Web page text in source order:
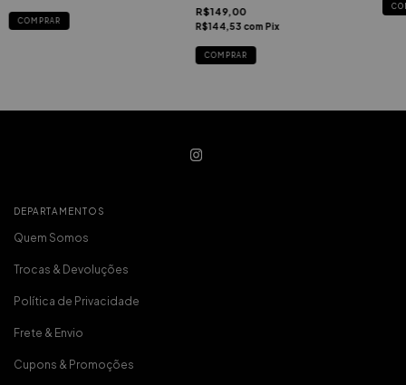
COMPRAR
R$149,00
R$144,53 com Pix
COMPRAR
DEPARTAMENTOS
Quem Somos
Trocas & Devoluções
Política de Privacidade
Frete & Envio
Cupons & Promoções